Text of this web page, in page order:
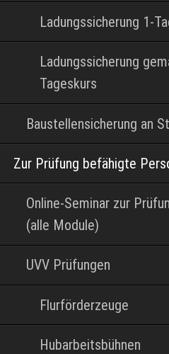
Ladungssicherung 1-
Ladungssicherung
Tageskurs
Baustellensicherung an
Zur Prüfung befähigte
Online-Seminar zur
(alle Module)
UVV Prüfungen
Flurförderzeuge
Hubarbeitsbühnen